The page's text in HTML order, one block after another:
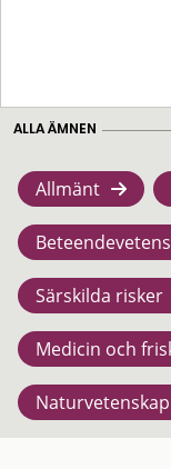
ALLA ÄMNEN
Allmänt
Särskilda risker
Medicin och
Naturvetenskap